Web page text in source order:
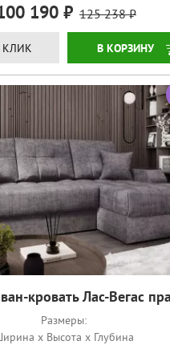
190 125 238
КЛИК ЗАКАЗАТЬ
кровать Лас-Вегас
Размеры:
x Высота x Глубина